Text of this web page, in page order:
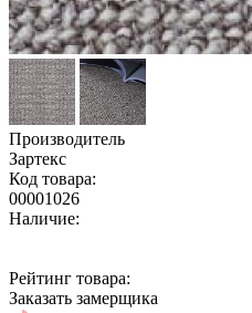
Производитель
Зартекс
Код товара:
00001026
Наличие:
Рейтинг товара:
Заказать замерщика